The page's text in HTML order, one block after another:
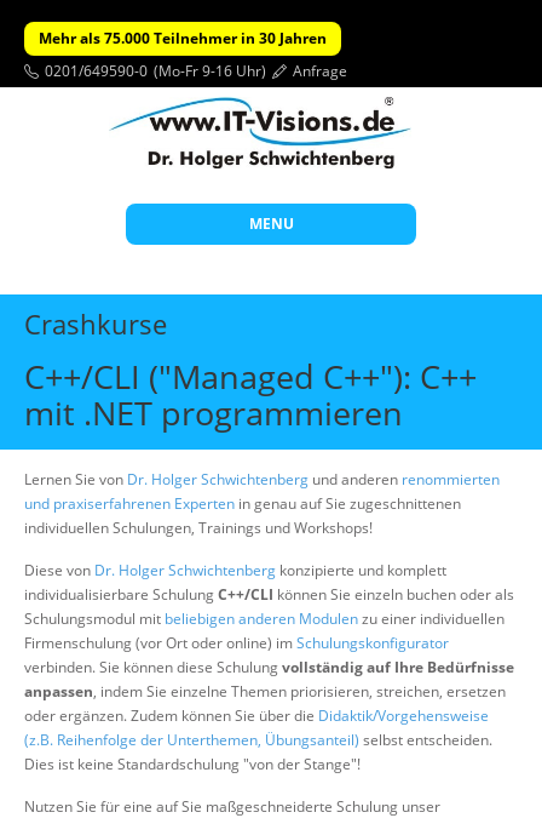
Mehr als 75.000 Teilnehmer in 30 Jahren
0201/649590-0 (Mo-Fr 9-16 Uhr) Anfrage
MENU
Start
Themen
Beratung
Individuelle Schulungen
Offene Seminare
Wissen
Suche
Crashkurse
C++/CLI ("Managed C++"): C++
mit .NET programmieren
Lernen Sie von Dr. Holger Schwichtenberg und anderen renommierten
und praxiserfahrenen Experten in genau auf Sie zugeschnittenen
individuellen Schulungen, Trainings und Workshops!
Diese von Dr. Holger Schwichtenberg konzipierte und komplett
individualisierbare SchulungC++/CLI können Sie einzeln buchen oder als
Schulungsmodul mit beliebigen anderen Modulenzu einer individuellen
Firmenschulung (vor Ort oder online) imSchulungskonfigurator
verbinden. Sie können diese Schulungvollständig auf Ihre Bedürfnisse
anpassen, indem Sie einzelne Themen priorisieren, streichen, ersetzen
oder ergänzen. Zudem können Sie über die Didaktik/Vorgehensweise
(z.B. Reihenfolge der Unterthemen, Übungsanteil) selbst entscheiden.
Dies ist keine Standardschulung "von der Stange"!
Nutzen Sie für eine auf Sie maßgeschneiderte Schulung unser